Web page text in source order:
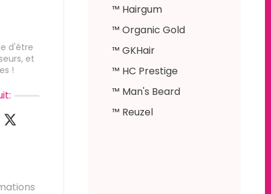
d'être
et
!
™ Hairgum
™ Organic Gold
™ GKHair
™ HC Prestige
™ Man's Beard
™ Reuzel